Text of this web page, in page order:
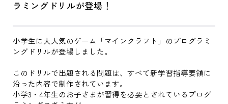
ラミングドリルが登場！
小学生に大人気のゲーム「マインクラフト」のプログラミ
ングドリルが登場しました。
このドリルで出題される問題は、すべて新学習指導要領に
沿った内容で制作されています。
小学3・4年生のお子さまが習得を必要とされているプログ